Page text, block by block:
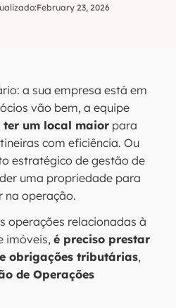
February 23, 2026
a sua empresa está em
vão bem, a equipe
ter um local maior para
com eficiência. Ou
estratégico de gestão de
uma propriedade para
na operação.
operações relacionadas à
imóveis, é preciso prestar
obrigações tributárias,
de Operações